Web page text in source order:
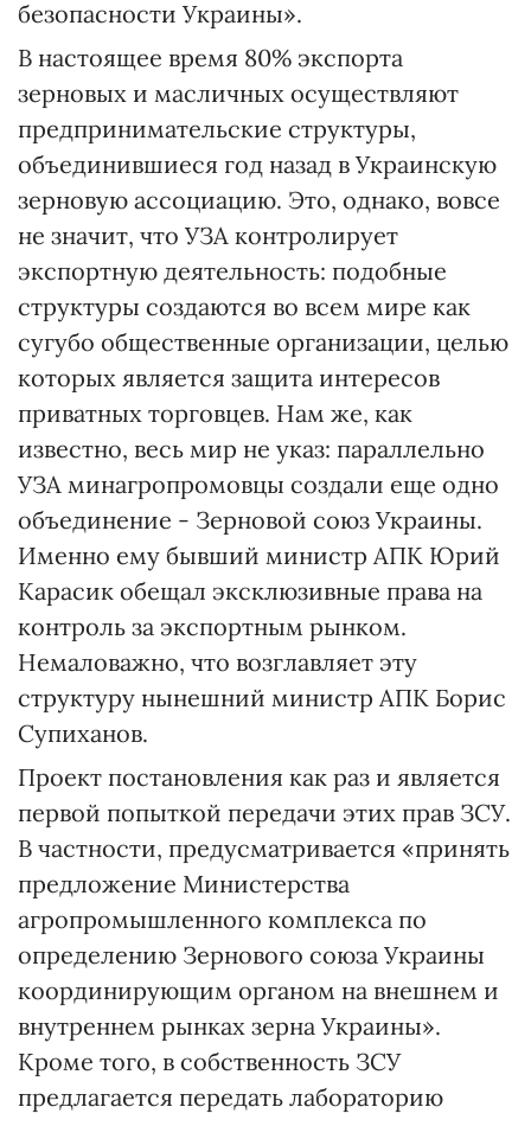
безопасности Украины».
В настоящее время 80% экспорта
зерновых и масличных осуществляют
предпринимательские структуры,
объединившиеся год назад в Украинскую
зерновую ассоциацию. Это, однако, вовсе
не значит, что УЗА контролирует
экспортную деятельность: подобные
структуры создаются во всем мире как
сугубо общественные организации, целью
которых является защита интересов
приватных торговцев. Нам же, как
известно, весь мир не указ: параллельно
УЗА минагропромовцы создали еще одно
объединение - Зерновой союз Украины.
Именно ему бывший министр АПК Юрий
Карасик обещал эксклюзивные права на
контроль за экспортным рынком.
Немаловажно, что возглавляет эту
структуру нынешний министр АПК Борис
Супиханов.
Проект постановления как раз и является
первой попыткой передачи этих прав ЗСУ.
В частности, предусматривается «принять
предложение Министерства
агропромышленного комплекса по
определению Зернового союза Украины
координирующим органом на внешнем и
внутреннем рынках зерна Украины».
Кроме того, в собственность ЗСУ
предлагается передать лабораторию